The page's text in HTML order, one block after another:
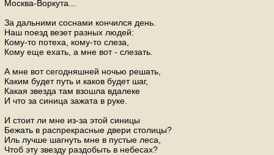
Москва-Воркута...
За дальними соснами кончился день.
Наш поезд везет разных людей:
Кому-то потеха, кому-то слеза,
Кому еще ехать, а мне вот - слезать.
А мне вот сегодняшней ночью решать,
Каким будет путь и каков будет шаг,
Какая звезда там взошла вдалеке
И что за синица зажата в руке.
И стоит ли мне из-за этой синицы
Бежать в распрекрасные двери столицы?
Иль лучше шагнуть мне в пустые леса,
Чтоб эту звезду раздобыть в небесах?